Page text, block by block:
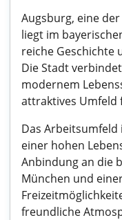
Augsburg, eine
liegt im
reiche Geschichte
Die Stadt
modernem
attraktives Umfeld
Das
einer hohen
Anbindung an die
München und
freundliche